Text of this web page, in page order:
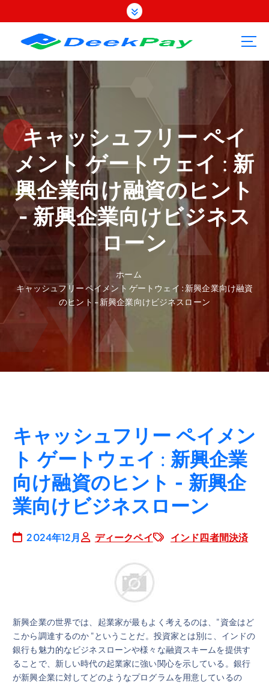
ン
ツ
ス
ッ
プ
キャッシュフリー ペイ
メント ゲートウェイ : 新
興企業向け融資のヒント
- 新興企業向けビジネス
ローン
ホーム
キャッシュフリー ペイメント ゲートウェイ : 新興企業向け融資
のヒント - 新興企業向けビジネスローン
キャッシュフリー ペイメン
ト ゲートウェイ : 新興企業
向け融資のヒント - 新興企
業向けビジネスローン
2024年12月 ディークペイ インド四者間決済
新興企業の世界では、起業家が最もよく考えるのは、"資金はど
こから調達するのか "ということだ。投資家とは別に、インドの
銀行も魅力的なビジネスローンや様々な融資スキームを提供す
ることで、新しい時代の起業家に強い関心を示している。銀行
が新興企業に対してどのようなプログラムを用意しているの